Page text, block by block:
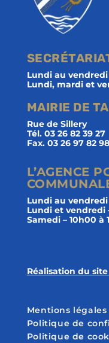
Lundi au vendredi
Lundi, mardi et
MAIRIE DE
Rue de Sillery
Tél. 03 26 82 39 27
Fax. 03 26 97 82 98
L’AGENCE
Lundi au vendredi
Lundi et vendredi
Samedi – 10h00 à
Réalisation du
Mentions légales
Politique de
Politique de